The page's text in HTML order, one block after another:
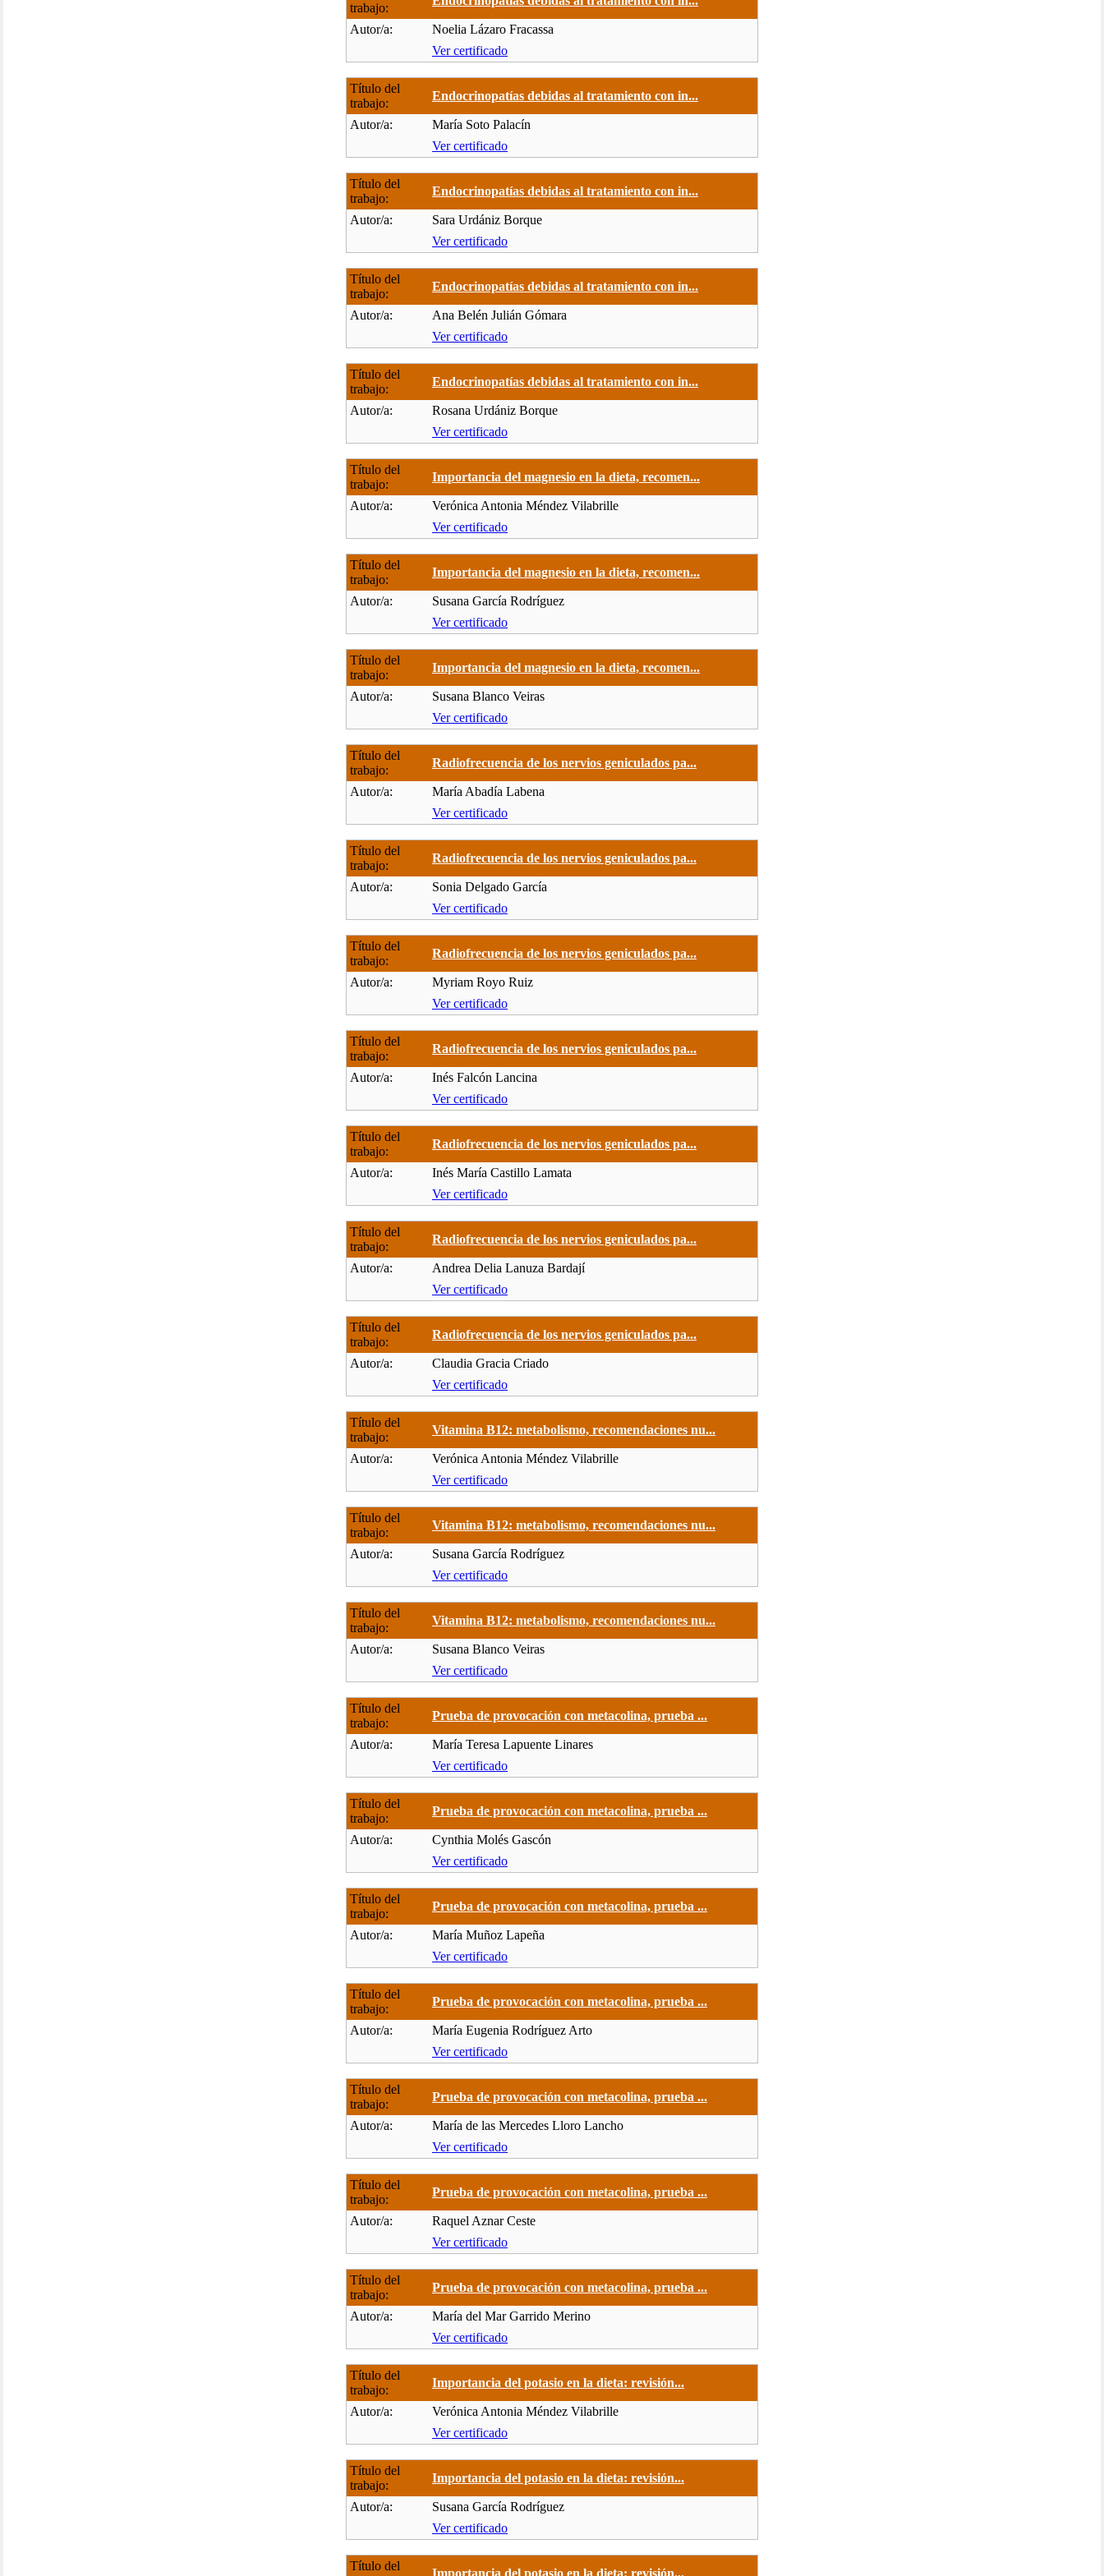
trabajo:
Autor/a:
Noelia Lázaro Fracassa
Ver certificado
Título del
trabajo:
Endocrinopatías debidas al tratamiento con in...
Autor/a:
María Soto Palacín
Ver certificado
Título del
trabajo:
Endocrinopatías debidas al tratamiento con in...
Autor/a:
Sara Urdániz Borque
Ver certificado
Título del
trabajo:
Endocrinopatías debidas al tratamiento con in...
Autor/a:
Ana Belén Julián Gómara
Ver certificado
Título del
trabajo:
Endocrinopatías debidas al tratamiento con in...
Autor/a:
Rosana Urdániz Borque
Ver certificado
Título del
trabajo:
Importancia del magnesio en la dieta, recomen...
Autor/a:
Verónica Antonia Méndez Vilabrille
Ver certificado
Título del
trabajo:
Importancia del magnesio en la dieta, recomen...
Autor/a:
Susana García Rodríguez
Ver certificado
Título del
trabajo:
Importancia del magnesio en la dieta, recomen...
Autor/a:
Susana Blanco Veiras
Ver certificado
Título del
trabajo:
Radiofrecuencia de los nervios geniculados pa...
Autor/a:
María Abadía Labena
Ver certificado
Título del
trabajo:
Radiofrecuencia de los nervios geniculados pa...
Autor/a:
Sonia Delgado García
Ver certificado
Título del
trabajo:
Radiofrecuencia de los nervios geniculados pa...
Autor/a:
Myriam Royo Ruiz
Ver certificado
Título del
trabajo:
Radiofrecuencia de los nervios geniculados pa...
Autor/a:
Inés Falcón Lancina
Ver certificado
Título del
trabajo:
Radiofrecuencia de los nervios geniculados pa...
Autor/a:
Inés María Castillo Lamata
Ver certificado
Título del
trabajo:
Radiofrecuencia de los nervios geniculados pa...
Autor/a:
Andrea Delia Lanuza Bardají
Ver certificado
Título del
trabajo:
Radiofrecuencia de los nervios geniculados pa...
Autor/a:
Claudia Gracia Criado
Ver certificado
Título del
trabajo:
Vitamina B12: metabolismo, recomendaciones nu...
Autor/a:
Verónica Antonia Méndez Vilabrille
Ver certificado
Título del
trabajo:
Vitamina B12: metabolismo, recomendaciones nu...
Autor/a:
Susana García Rodríguez
Ver certificado
Título del
trabajo:
Vitamina B12: metabolismo, recomendaciones nu...
Autor/a:
Susana Blanco Veiras
Ver certificado
Título del
trabajo:
Prueba de provocación con metacolina, prueba ...
Autor/a:
María Teresa Lapuente Linares
Ver certificado
Título del
trabajo:
Prueba de provocación con metacolina, prueba ...
Autor/a:
Cynthia Molés Gascón
Ver certificado
Título del
trabajo:
Prueba de provocación con metacolina, prueba ...
Autor/a:
María Muñoz Lapeña
Ver certificado
Título del
trabajo:
Prueba de provocación con metacolina, prueba ...
Autor/a:
María Eugenia Rodríguez Arto
Ver certificado
Título del
trabajo:
Prueba de provocación con metacolina, prueba ...
Autor/a:
María de las Mercedes Lloro Lancho
Ver certificado
Título del
trabajo:
Prueba de provocación con metacolina, prueba ...
Autor/a:
Raquel Aznar Ceste
Ver certificado
Título del
trabajo:
Prueba de provocación con metacolina, prueba ...
Autor/a:
María del Mar Garrido Merino
Ver certificado
Título del
trabajo:
Importancia del potasio en la dieta: revisión...
Autor/a:
Verónica Antonia Méndez Vilabrille
Ver certificado
Título del
trabajo:
Importancia del potasio en la dieta: revisión...
Autor/a:
Susana García Rodríguez
Ver certificado
Título del
Importancia del potasio en la dieta: revisión...